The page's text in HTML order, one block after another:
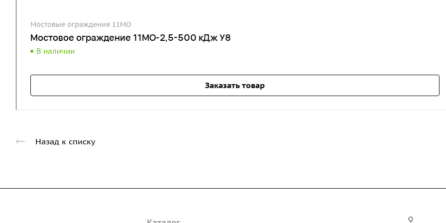
Мостовые ограждения 11МО
Мостовое ограждение 11МО-2,5-500 кДж У8
В наличии
Заказать товар
Назад к списку